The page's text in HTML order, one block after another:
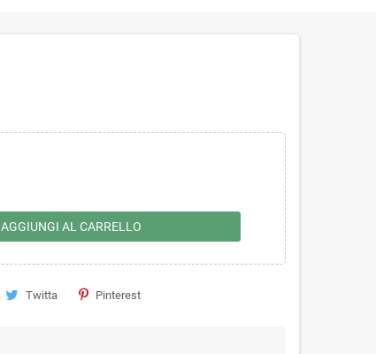
AGGIUNGI AL CARRELLO
Twitta Pinterest